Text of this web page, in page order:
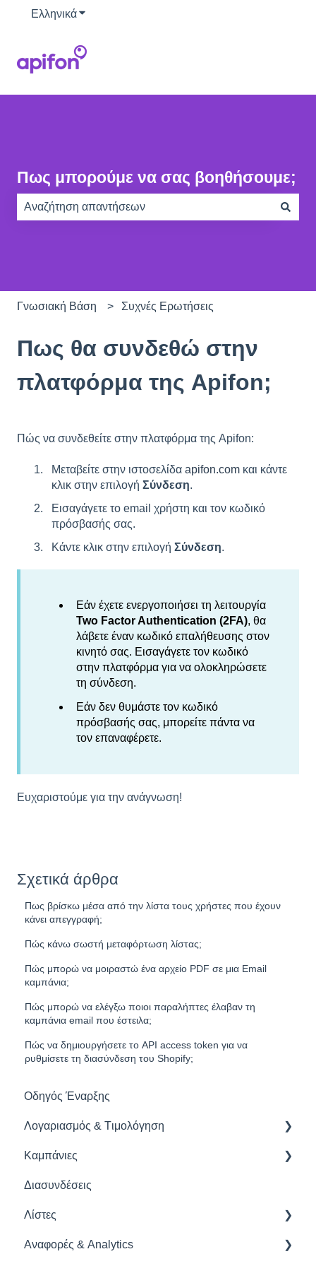
ΕλληνικάΕμφάνιση υπομενού για μεταφράσεις
Πως μπορούμε να σας βοηθήσουμε;
Γνωσιακή Βάση Συχνές Ερωτήσεις
Πως θα συνδεθώ στην
πλατφόρμα της Apifon;
Πώς να συνδεθείτε στην πλατφόρμα της Apifon:
Μεταβείτε στην ιστοσελίδα apifon.com και κάντε
κλικ στην επιλογή Σύνδεση.
Εισαγάγετε το email χρήστη και τον κωδικό
πρόσβασής σας.
Κάντε κλικ στην επιλογή Σύνδεση.
Εάν έχετε ενεργοποιήσει τη λειτουργία
Two FactorAuthentication (2FA), θα
λάβετε έναν κωδικό επαλήθευσης στον
κινητό σας. Εισαγάγετε τον κωδικό
στην πλατφόρμα για να ολοκληρώσετε
τη σύνδεση.
Εάν δεν θυμάστε τον κωδικό
πρόσβασής σας, μπορείτε πάντα να
τον επαναφέρετε.
Ευχαριστούμε για την ανάγνωση!
Σχετικά άρθρα
Πως βρίσκω μέσα από την λίστα τους χρήστες που έχουν
κάνει απεγγραφή;
Πώς κάνω σωστή μεταφόρτωση λίστας;
Πώς μπορώ να μοιραστώ ένα αρχείο PDF σε μια Email
καμπάνια;
Πώς μπορώ να ελέγξω ποιοι παραλήπτες έλαβαν τη
καμπάνια email που έστειλα;
Πώς να δημιουργήσετε το API access token για να
ρυθμίσετε τη διασύνδεση του Shopify;
Οδηγός Έναρξης
Λογαριασμός & Tιμολόγηση
Διαχείριση Λογαριασμού
Χρεώσεις & Πληρωμές
Ασφάλεια & Πρόσβαση
Email & Ασφάλεια Domain
Καμπάνιες
Διαχείριση Καμπάνιας
Πρότυπα & Περιεχόμενο
SMS
Διασυνδέσεις
Λίστες
Εργαλεία Διαχείρισης Λίστας
Αναφορές & Analytics